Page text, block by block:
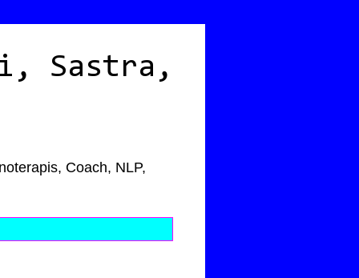
Sastra,
Coach, NLP,